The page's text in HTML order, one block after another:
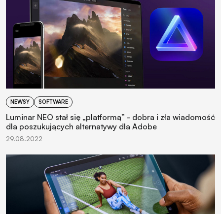
NEWSY SOFTWARE
Luminar NEO stał się „platformą” - dobra i zła wiadomość
dla poszukujących alternatywy dla Adobe
29.08.2022